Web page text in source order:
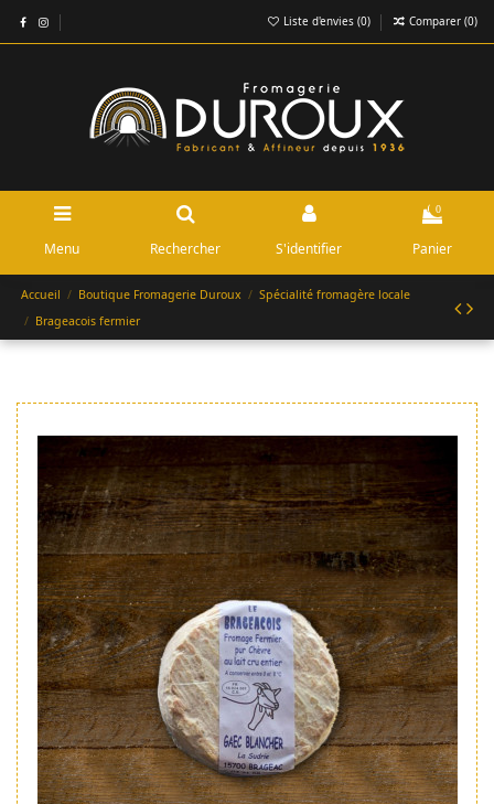
Liste d'envies (0) Comparer (0)
Menu Rechercher S'identifier
0
Panier
Accueil Boutique Fromagerie Duroux
Spécialité fromagère locale
Brageacois fermier